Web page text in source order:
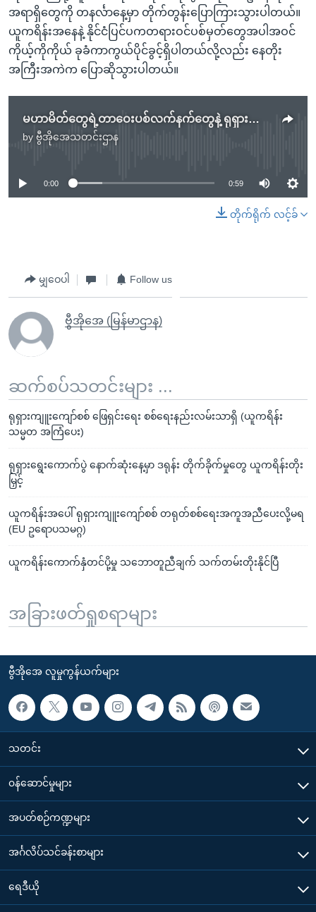
အရာရှိတွေကို တနင်္လာနေ့မှာ တိုက်တွန်းပြောကြားသွားပါတယ်။
ယူကရိန်းအနေနဲ့ နိုင်ငံပြင်ပကတရားဝင်ပစ်မှတ်တွေအပါအဝင်
ကိုယ့်ကိုကိုယ် ခုခံကာကွယ်ပိုင်ခွင့်ရှိပါတယ်လို့လည်း နေတိုး
အကြီးအကဲက ပြောဆိုသွားပါတယ်။
မဟာမိတ်တွေရဲ့တာဝေးပစ်လက်နက်တွေနဲ့ ရုရှားထဲပစ်ခွင့်ပေးဖို့ ယူကရိန်းပန်ကြား
by ဗွီအိုအေသတင်းဌာန
No media source currently available
0:00 0:59
တိုက်ရိုက် လင့်ခ်
မျှဝေပါ Follow us
ဗွီအိုအေ (မြန်မာဌာန)
ဆက်စပ်သတင်းများ ...
ရုရှားကျူးကျော်စစ် ဖြေရှင်းရေး စစ်ရေးနည်းလမ်းသာရှိ (ယူကရိန်း
သမ္မတ အကြံပေး)
ရုရှားရွေးကောက်ပွဲ နောက်ဆုံးနေ့မှာ ဒရုန်း တိုက်ခိုက်မှုတွေ ယူကရိန်းတိုး
မြှင့်
ယူကရိန်းအပေါ် ရုရှားကျူးကျော်စစ် တရုတ်စစ်ရေးအကူအညီပေးလို့မရ
(EU ဥရောပသမဂ္ဂ)
ယူကရိန်းကောက်နှံတင်ပို့မှု သဘောတူညီချက် သက်တမ်းတိုးနိုင်ပြီ
အခြားဖတ်ရှုစရာများ
ဗွီအိုအေ လူမှုကွန်ယက်များ
သတင်း
၀န်ဆောင်မှုများ
အပတ်စဉ်ကဏ္ဍများ
အင်္ဂလိပ်သင်ခန်းစာများ
ရေဒီယို